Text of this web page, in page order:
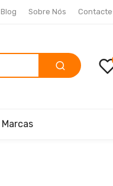
Blog Sobre Nós
Marcas